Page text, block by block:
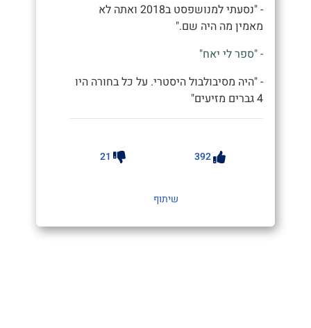
- "נסעתי למנושפסט ב2018 ואתה לא
מאמין מה היה שם."
- "ספר לי יאח"
- "היה מסיבולבול היסטרי. על כל בחורה היו
4 גברים מזיעים"
392
21
שיתוף